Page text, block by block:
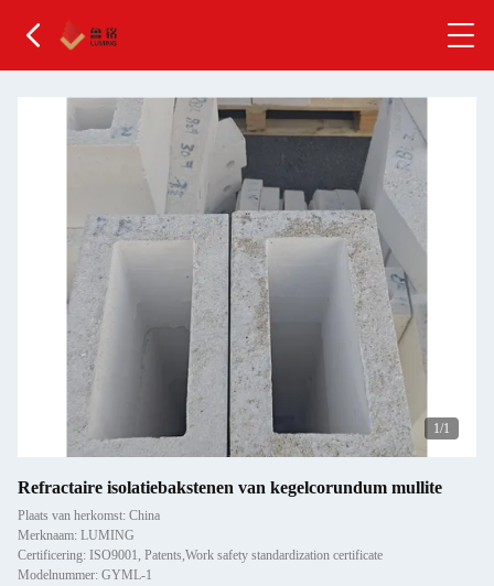
1/1
Refractaire isolatiebakstenen van kegelcorundum mullite
Plaats van herkomst: China
Merknaam: LUMING
Certificering: ISO9001, Patents,Work safety standardization certificate
Modelnummer: GYML-1